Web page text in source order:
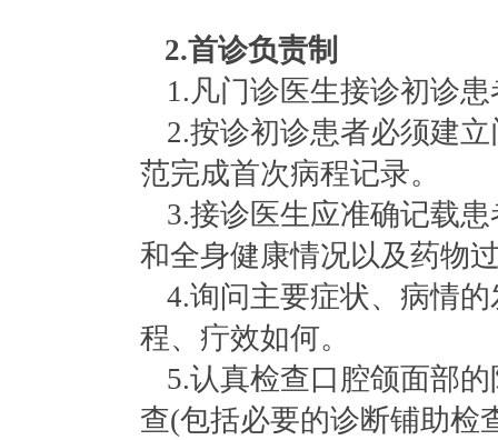
2.首诊负责制
1.凡门诊医生接诊初诊
2.按诊初诊患者必须建
范完成首次病程记录。
3.接诊医生应准确记载
和全身健康情况以及药物
4.询问主要症状、病情
程、疔效如何。
5.认真检查口腔颌面部
查(包括必要的诊断铺助检